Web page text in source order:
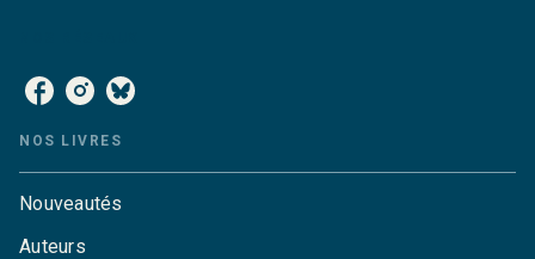
NOS LIVRES
Nouveautés
Auteurs